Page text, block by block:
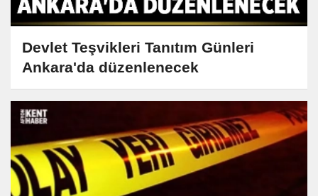
Devlet Teşvikleri Tanıtım Günleri
Ankara'da düzenlenecek